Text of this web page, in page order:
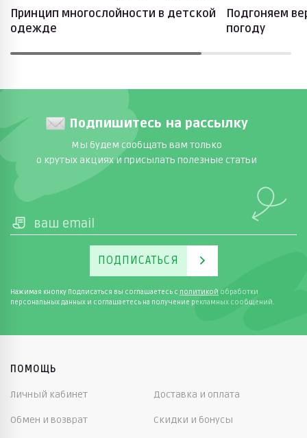
Принцип многослойности в детской
одежде
Подгоняем
погоду
Подпишитесь на рассылку
Мы будем сообщать вам только
о крутых акциях и присылать полезные статьи
ПОДПИСАТЬСЯ
Нажимая кнопку Подписаться вы соглашаетесь с политикой обработки
персональных данных и соглашаетесь на получение рекламных сообщений.
ПОМОЩЬ
Личный кабинет Доставка и оплата
Обмен и возврат Скидки и бонусы